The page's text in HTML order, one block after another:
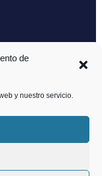
de
y nuestro servicio.
| Registro Oficial